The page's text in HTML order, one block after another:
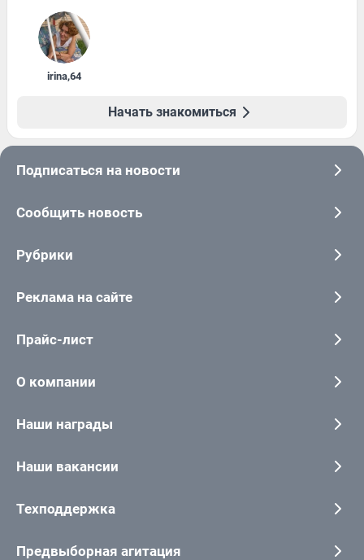
irina,64
Начать знакомиться
Подписаться на новости
Сообщить новость
Рубрики
Реклама на сайте
Прайс-лист
О компании
Наши награды
Наши вакансии
Техподдержка
Предвыборная агитация